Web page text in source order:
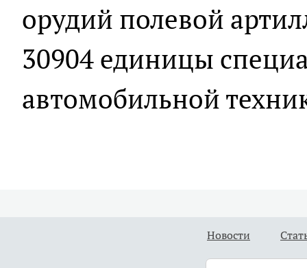
орудий полевой
30904 единицы
автомобильной
Новости